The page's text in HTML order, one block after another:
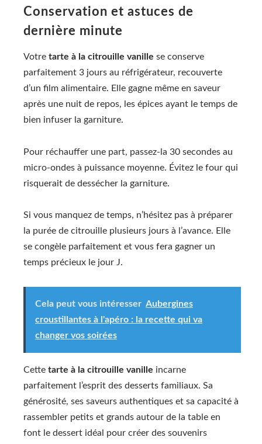
Conservation et astuces de
dernière minute
Votre tarte à la citrouille vanille se conserve
parfaitement 3 jours au réfrigérateur, recouverte
d’un film alimentaire. Elle gagne même en saveur
après une nuit de repos, les épices ayant le temps de
bien infuser la garniture.
Pour réchauffer une part, passez-la 30 secondes au
micro-ondes à puissance moyenne. Évitez le four qui
risquerait de dessécher la garniture.
Si vous manquez de temps, n’hésitez pas à préparer
la purée de citrouille plusieurs jours à l’avance. Elle
se congèle parfaitement et vous fera gagner un
temps précieux le jour J.
Cela peut vous intéresser Aubergines
croustillantes à l'apéro : la recette qui va
changer vos soirées
Cette tarte à la citrouille vanille incarne
parfaitement l’esprit des desserts familiaux. Sa
générosité, ses saveurs authentiques et sa capacité à
rassembler petits et grands autour de la table en
font le dessert idéal pour créer des souvenirs